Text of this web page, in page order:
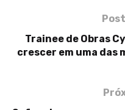
Trainee de Obras
crescer em uma das